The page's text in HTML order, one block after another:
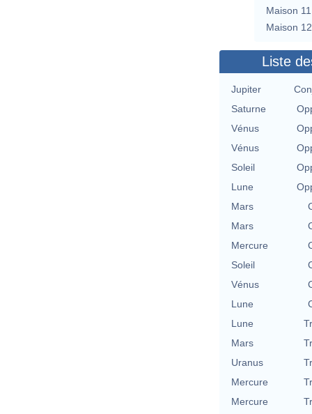
Maison 11
Maison 12
Liste
Jupiter
Saturne
Vénus
Vénus
Soleil
Lune
Mars
Mars
Mercure
Soleil
Vénus
Lune
Lune
Mars
Uranus
Mercure
Mercure